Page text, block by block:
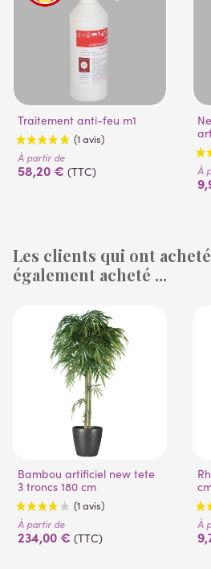
Traitement anti-feu m1
À partir de
58,20 € (TTC)
Nettoyant pour plantes
À
Les clients qui ont
également acheté ...
Bambou artificiel new tete
3 troncs 180 cm
À partir de
234,00 € (TTC)
Rhipsalis artificiel plast 50
À